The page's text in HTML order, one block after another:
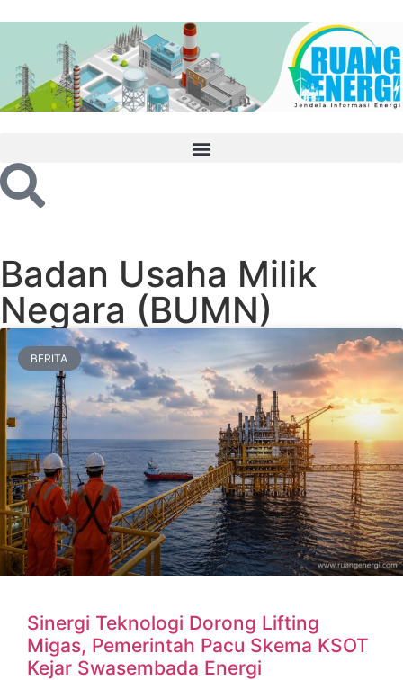
Badan Usaha Milik
Negara (BUMN)
BERITA
Sinergi Teknologi Dorong Lifting
Migas, Pemerintah Pacu Skema KSOT
Kejar Swasembada Energi